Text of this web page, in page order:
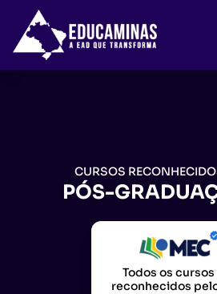
CURSOS
PÓS-
Todos os cursos
reconhecidos